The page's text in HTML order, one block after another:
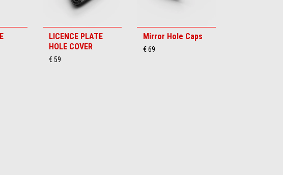
LICENCE PLATE
HOLE COVER
€ 59
Mirror Hole Caps
€ 69